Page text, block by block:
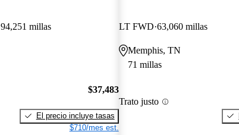
94,251 millas
$37,483
El precio incluye tasas
$710/mes est.
LT FWD 63,060 millas
Memphis, TN
71 millas
Trato justo